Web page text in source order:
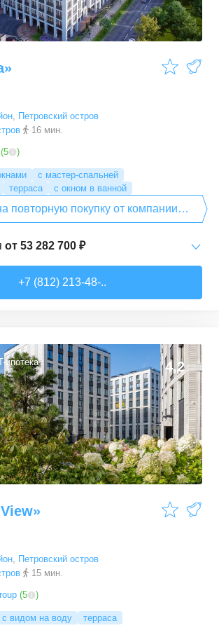
от76 926 720 ₽
, Петровский остров
16 мин.
(5 )
с мастер-спальней
терраса с окном в ванной
повторную покупку от компании
от 53 282 700 ₽
+7 (812) 213-48-..
ипотека 4,2
, Петровский остров
15 мин.
(5 )
с видом на воду терраса